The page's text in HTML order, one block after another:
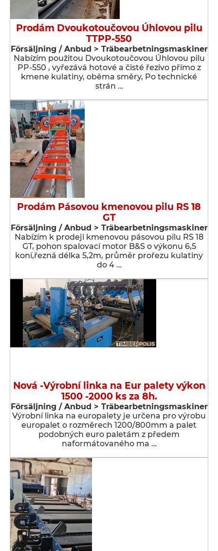
Prodám Dvoukotoučovou Úhlovou pilu
TTPP-550
Försäljning / Anbud > Träbearbetningsmaskiner
Nabízím použitou Dvoukotoučovou Úhlovou pilu
PP-550 , vyřezává hotové a čisté řezivo přímo z
kmene kulatiny, oběma směry, Po technické
strán …
Prodám Pásovou kmenovou pilu RS 18
GT
Försäljning / Anbud > Träbearbetningsmaskiner
Nabízím k prodeji kmenovou pásovou pilu RS 18
GT, pohon spalovací motor B&S o výkonu 6,5
koní,řezná délka 5,2m, průměr prořezu kulatiny
do 4 …
Nová -Výrobní linka na Eur palety výkon
1500 -2000 ks za 8h.
Försäljning / Anbud > Träbearbetningsmaskiner
Výrobní linka na europalety je určena pro výrobu
europalet o rozměrech 1200/800mm a palet
podobných euro paletám z předem
naformátovaného ma …